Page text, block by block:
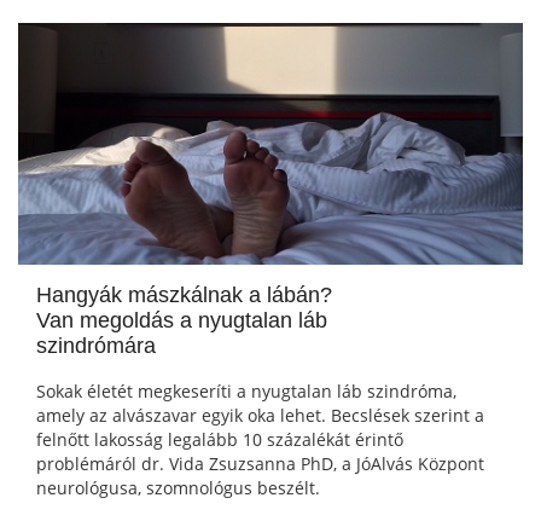
Hangyák mászkálnak a lábán?
Van megoldás a nyugtalan láb
szindrómára
Sokak életét megkeseríti a nyugtalan láb szindróma,
amely az alvászavar egyik oka lehet. Becslések szerint a
felnőtt lakosság legalább 10 százalékát érintő
problémáról dr. Vida Zsuzsanna PhD, a JóAlvás Központ
neurológusa, szomnológus beszélt.